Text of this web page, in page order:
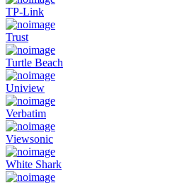
TP-Link
Trust
Turtle Beach
Uniview
Verbatim
Viewsonic
White Shark